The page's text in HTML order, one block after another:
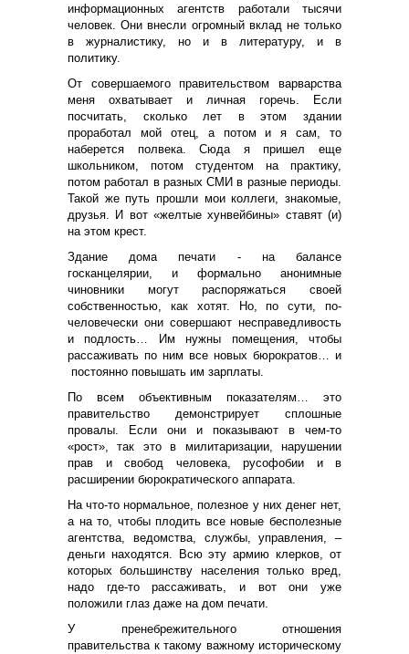
информационных агентств работали тысячи
человек. Они внесли огромный вклад не только
в журналистику, но и в литературу, и в
политику.
От совершаемого правительством варварства
меня охватывает и личная горечь. Если
посчитать, сколько лет в этом здании
проработал мой отец, а потом и я сам, то
наберется полвека. Сюда я пришел еще
школьником, потом студентом на практику,
потом работал в разных СМИ в разные периоды.
Такой же путь прошли мои коллеги, знакомые,
друзья. И вот «желтые хунвейбины» ставят (и)
на этом крест.
Здание дома печати - на балансе
госканцелярии, и формально анонимные
чиновники могут распоряжаться своей
собственностью, как хотят. Но, по сути, по-
человечески они совершают несправедливость
и подлость… Им нужны помещения, чтобы
рассаживать по ним все новых бюрократов… и
постоянно повышать им зарплаты.
По всем объективным показателям… это
правительство демонстрирует сплошные
провалы. Если они и показывают в чем-то
«рост», так это в милитаризации, нарушении
прав и свобод человека, русофобии и в
расширении бюрократического аппарата.
На что-то нормальное, полезное у них денег нет,
а на то, чтобы плодить все новые бесполезные
агентства, ведомства, службы, управления, –
деньги находятся. Всю эту армию клерков, от
которых большинству населения только вред,
надо где-то рассаживать, и вот они уже
положили глаз даже на дом печати.
У пренебрежительного отношения
правительства к такому важному историческому